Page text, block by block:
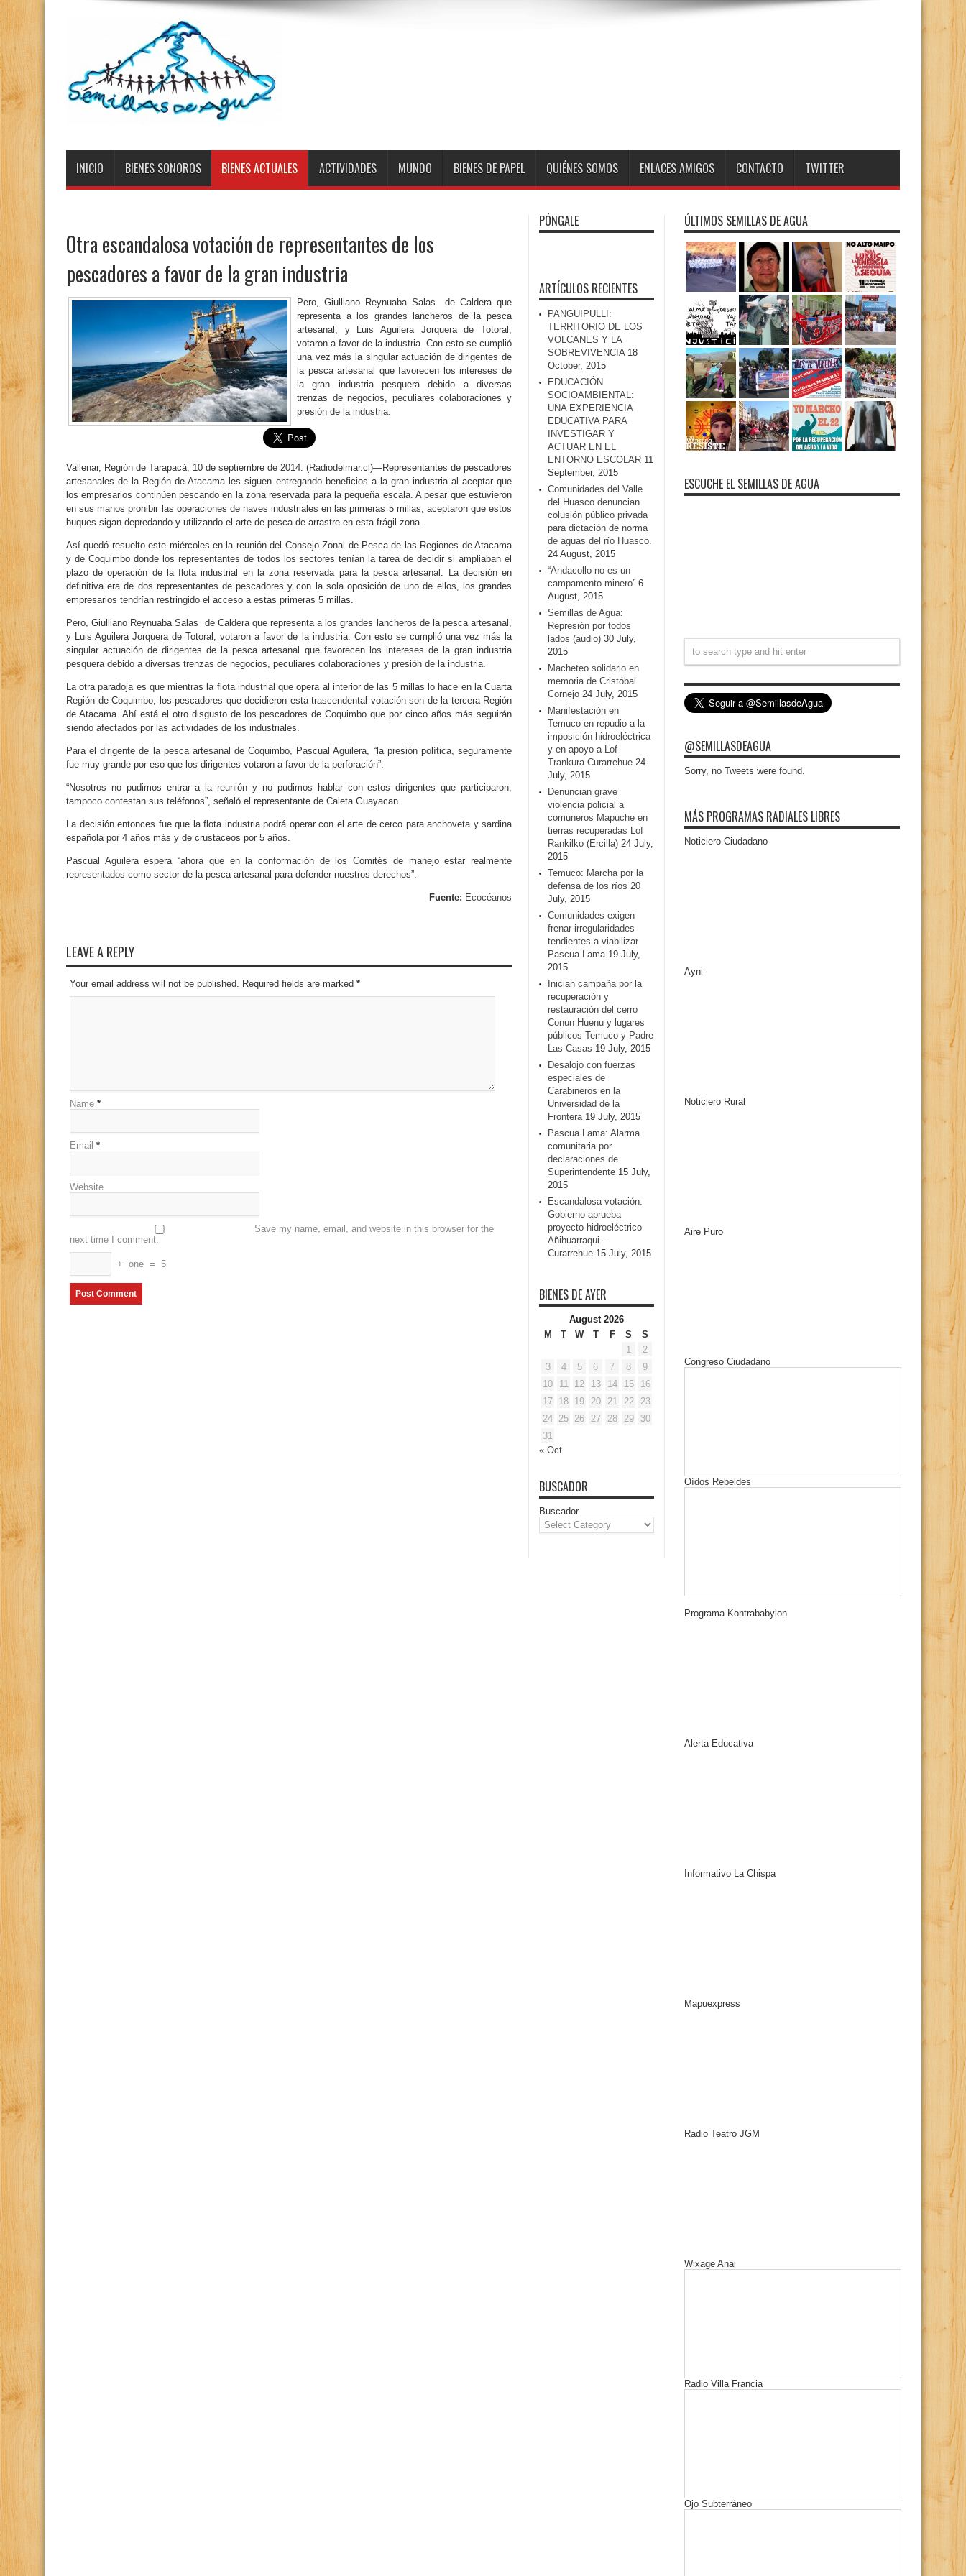
INICIO BIENES SONOROS BIENES ACTUALES ACTIVIDADES MUNDO BIENES DE PAPEL QUIÉNES SOMOS ENLACES AMIGOS CONTACTO TWITTER
Otra escandalosa votación de representantes de los
pescadores a favor de la gran industria
Pero, Giulliano Reynuaba Salas de Caldera que
representa a los grandes lancheros de la pesca
artesanal, y Luis Aguilera Jorquera de Totoral,
votaron a favor de la industria. Con esto se cumplió
una vez más la singular actuación de dirigentes de
la pesca artesanal que favorecen los intereses de
la gran industria pesquera debido a diversas
trenzas de negocios, peculiares colaboraciones y
presión de la industria.
Vallenar, Región de Tarapacá, 10 de septiembre de 2014. (Radiodelmar.cl)—Representantes de pescadores
artesanales de la Región de Atacama les siguen entregando beneficios a la gran industria al aceptar que
los empresarios continúen pescando en la zona reservada para la pequeña escala. A pesar que estuvieron
en sus manos prohibir las operaciones de naves industriales en las primeras 5 millas, aceptaron que estos
buques sigan depredando y utilizando el arte de pesca de arrastre en esta frágil zona.
Así quedó resuelto este miércoles en la reunión del Consejo Zonal de Pesca de las Regiones de Atacama
y de Coquimbo donde los representantes de todos los sectores tenían la tarea de decidir si ampliaban el
plazo de operación de la flota industrial en la zona reservada para la pesca artesanal. La decisión en
definitiva era de dos representantes de pescadores y con la sola oposición de uno de ellos, los grandes
empresarios tendrían restringido el acceso a estas primeras 5 millas.
Pero, Giulliano Reynuaba Salas de Caldera que representa a los grandes lancheros de la pesca artesanal,
y Luis Aguilera Jorquera de Totoral, votaron a favor de la industria. Con esto se cumplió una vez más la
singular actuación de dirigentes de la pesca artesanal que favorecen los intereses de la gran industria
pesquera debido a diversas trenzas de negocios, peculiares colaboraciones y presión de la industria.
La otra paradoja es que mientras la flota industrial que opera al interior de las 5 millas lo hace en la Cuarta
Región de Coquimbo, los pescadores que decidieron esta trascendental votación son de la tercera Región
de Atacama. Ahí está el otro disgusto de los pescadores de Coquimbo que por cinco años más seguirán
siendo afectados por las actividades de los industriales.
Para el dirigente de la pesca artesanal de Coquimbo, Pascual Aguilera, “la presión política, seguramente
fue muy grande por eso que los dirigentes votaron a favor de la perforación”.
“Nosotros no pudimos entrar a la reunión y no pudimos hablar con estos dirigentes que participaron,
tampoco contestan sus teléfonos”, señaló el representante de Caleta Guayacan.
La decisión entonces fue que la flota industria podrá operar con el arte de cerco para anchoveta y sardina
española por 4 años más y de crustáceos por 5 años.
Pascual Aguilera espera “ahora que en la conformación de los Comités de manejo estar realmente
representados como sector de la pesca artesanal para defender nuestros derechos”.
Fuente: Ecocéanos
LEAVE A REPLY
Your email address will not be published. Required fields are marked *
Name *
Email *
Website
Save my name, email, and website in this browser for the
next time I comment.
+ one = 5
PÓNGALE
ARTÍCULOS RECIENTES
PANGUIPULLI:
TERRITORIO DE LOS
VOLCANES Y LA
SOBREVIVENCIA 18
October, 2015
EDUCACIÓN
SOCIOAMBIENTAL:
UNA EXPERIENCIA
EDUCATIVA PARA
INVESTIGAR Y
ACTUAR EN EL
ENTORNO ESCOLAR 11
September, 2015
Comunidades del Valle
del Huasco denuncian
colusión público privada
para dictación de norma
de aguas del río Huasco.
24 August, 2015
“Andacollo no es un
campamento minero” 6
August, 2015
Semillas de Agua:
Represión por todos
lados (audio) 30 July,
2015
Macheteo solidario en
memoria de Cristóbal
Cornejo 24 July, 2015
Manifestación en
Temuco en repudio a la
imposición hidroeléctrica
y en apoyo a Lof
Trankura Curarrehue 24
July, 2015
Denuncian grave
violencia policial a
comuneros Mapuche en
tierras recuperadas Lof
Rankilko (Ercilla) 24 July,
2015
Temuco: Marcha por la
defensa de los ríos 20
July, 2015
Comunidades exigen
frenar irregularidades
tendientes a viabilizar
Pascua Lama 19 July,
2015
Inician campaña por la
recuperación y
restauración del cerro
Conun Huenu y lugares
públicos Temuco y Padre
Las Casas 19 July, 2015
Desalojo con fuerzas
especiales de
Carabineros en la
Universidad de la
Frontera 19 July, 2015
Pascua Lama: Alarma
comunitaria por
declaraciones de
Superintendente 15 July,
2015
Escandalosa votación:
Gobierno aprueba
proyecto hidroeléctrico
Añihuarraqui –
Curarrehue 15 July, 2015
BIENES DE AYER
August 2026
M
T W T F S
S
1
2
3
4 5 6 7 8
9
10
11 12 13 14 15
16
17 18 19 20 21 22
23
24 25 26 27 28 29
30
31
« Oct
BUSCADOR
Buscador
ÚLTIMOS SEMILLAS DE AGUA
ESCUCHE EL SEMILLAS DE AGUA
@SEMILLASDEAGUA
Sorry, no Tweets were found.
MÁS PROGRAMAS RADIALES LIBRES
Noticiero Ciudadano
Ayni
Noticiero Rural
Aire Puro
Congreso Ciudadano
Oídos Rebeldes
Programa Kontrababylon
Alerta Educativa
Informativo La Chispa
Mapuexpress
Radio Teatro JGM
Wixage Anai
Radio Villa Francia
Ojo Subterráneo